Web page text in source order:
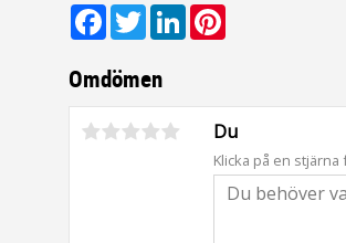
Facebook
TwitterLinkedIn
Omdömen
Du
Klicka på en